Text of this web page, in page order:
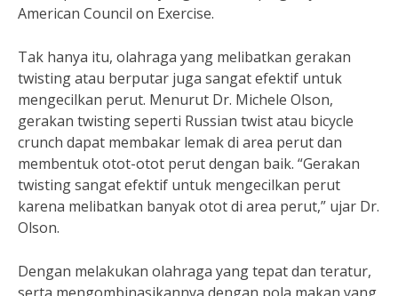
American Council on Exercise.
Tak hanya itu, olahraga yang melibatkan gerakan
twisting atau berputar juga sangat efektif untuk
mengecilkan perut. Menurut Dr. Michele Olson,
gerakan twisting seperti Russian twist atau bicycle
crunch dapat membakar lemak di area perut dan
membentuk otot-otot perut dengan baik. “Gerakan
twisting sangat efektif untuk mengecilkan perut
karena melibatkan banyak otot di area perut,” ujar Dr.
Olson.
Dengan melakukan olahraga yang tepat dan teratur,